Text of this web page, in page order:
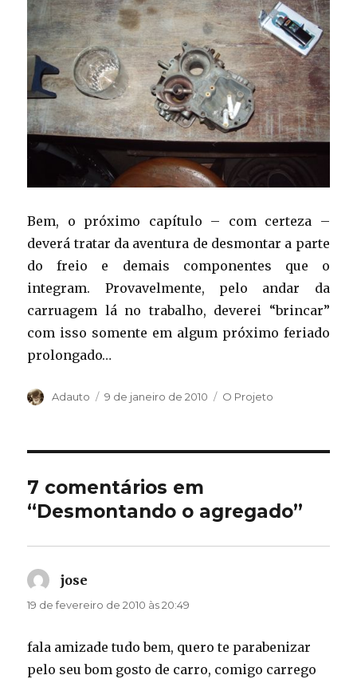
Bem, o próximo capítulo – com certeza –
deverá tratar da aventura de desmontar a parte
do freio e demais componentes que o
integram. Provavelmente, pelo andar da
carruagem lá no trabalho, deverei “brincar”
com isso somente em algum próximo feriado
prolongado…
Autor
Adauto
Publicado
9 de janeiro de 2010 Categorias
O Projeto
7 comentários em
“Desmontando o agregado”
jose
19 de fevereiro de 2010 às 20:49
fala amizade tudo bem, quero te parabenizar
pelo seu bom gosto de carro, comigo carrego